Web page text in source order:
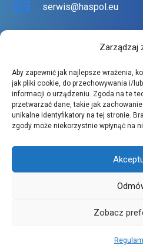
Zarządzaj
Aby zapewnić jak najlepsze wrażenia,
jak pliki cookie, do przechowywania i/
informacji o urządzeniu. Zgoda na te
przetwarzać dane, takie jak
unikalne identyfikatory na tej stronie.
zgody może niekorzystnie wpłynąć na
Zobacz
serwis@haspol.eu
Znajdziesz tu urządzenia
atrakcyjnych cenach.
Szeroki asortyment spełnia
klientów.
Copyright 2026 ©